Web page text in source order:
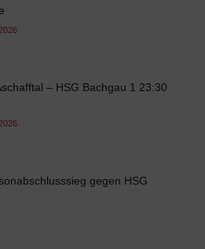
– HSG Bachgau 1 23:30
gegen HSG